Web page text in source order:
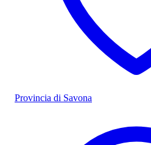
Provincia di Savona